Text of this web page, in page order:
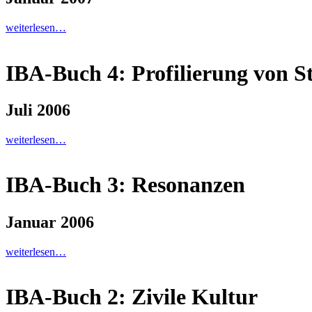
weiterlesen…
IBA-Buch 4: Profilierung von
Juli 2006
weiterlesen…
IBA-Buch 3: Resonanzen
Januar 2006
weiterlesen…
IBA-Buch 2: Zivile Kultur